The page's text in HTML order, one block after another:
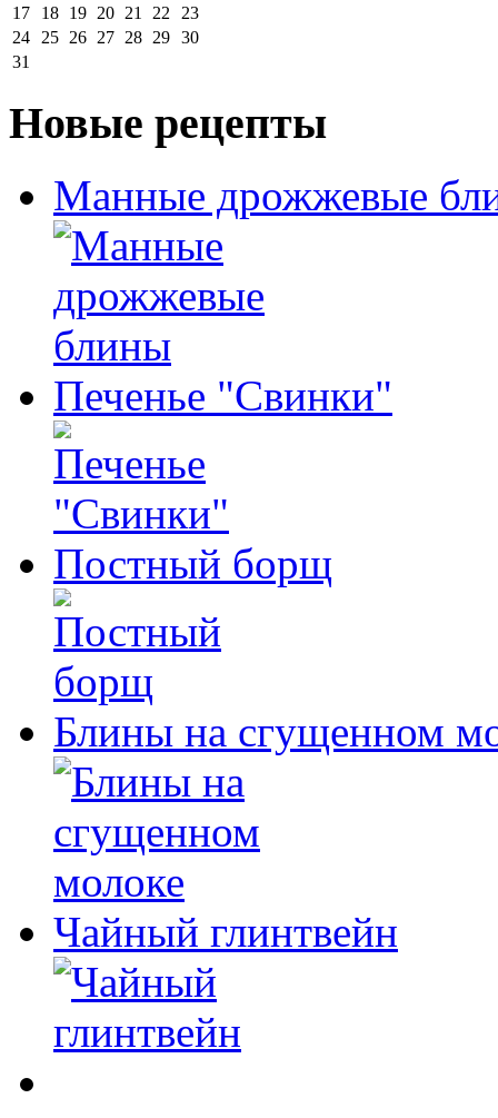
17
18 19 20 21 22 23
24 25 26 27 28 29 30
31
Новые рецепты
Манные дрожжевые
Печенье "Свинки"
Постный борщ
Блины на сгущенном
Чайный глинтвейн